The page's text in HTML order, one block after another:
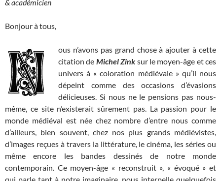
& académicien
Bonjour à tous,
ous n’avons pas grand chose à ajouter à cette
citation de Michel Zink sur le moyen-âge et ces
univers à « coloration médiévale » qu’il nous
dépeint comme des occasions d’évasions
délicieuses. Si nous ne le pensions pas nous-
même, ce site n’existerait sûrement pas. La passion pour le
monde médiéval est née chez nombre d’entre nous comme
d’ailleurs, bien souvent, chez nos plus grands médiévistes,
d’images reçues à travers la littérature, le cinéma, les séries ou
même encore les bandes dessinés de notre monde
contemporain. Ce moyen-âge « reconstruit », « évoqué » et
qui parle tant à notre imaginaire, nous interpelle quelquefois